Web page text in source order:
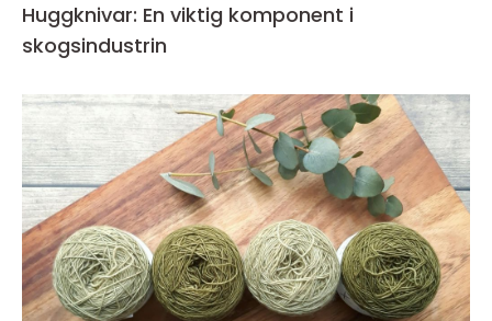
Huggknivar: En viktig komponent i
skogsindustrin